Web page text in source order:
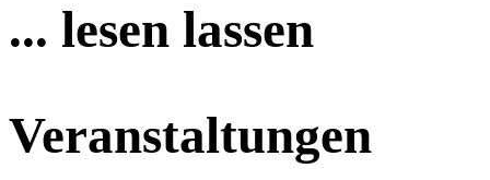
... lesen lassen
Veranstaltungen